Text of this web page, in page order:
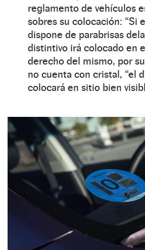
reglamento de vehículos
sobres su colocación: “Si
dispone de parabrisas
distintivo irá colocado en
derecho del mismo, por
no cuenta con cristal, “el
colocará en sitio bien